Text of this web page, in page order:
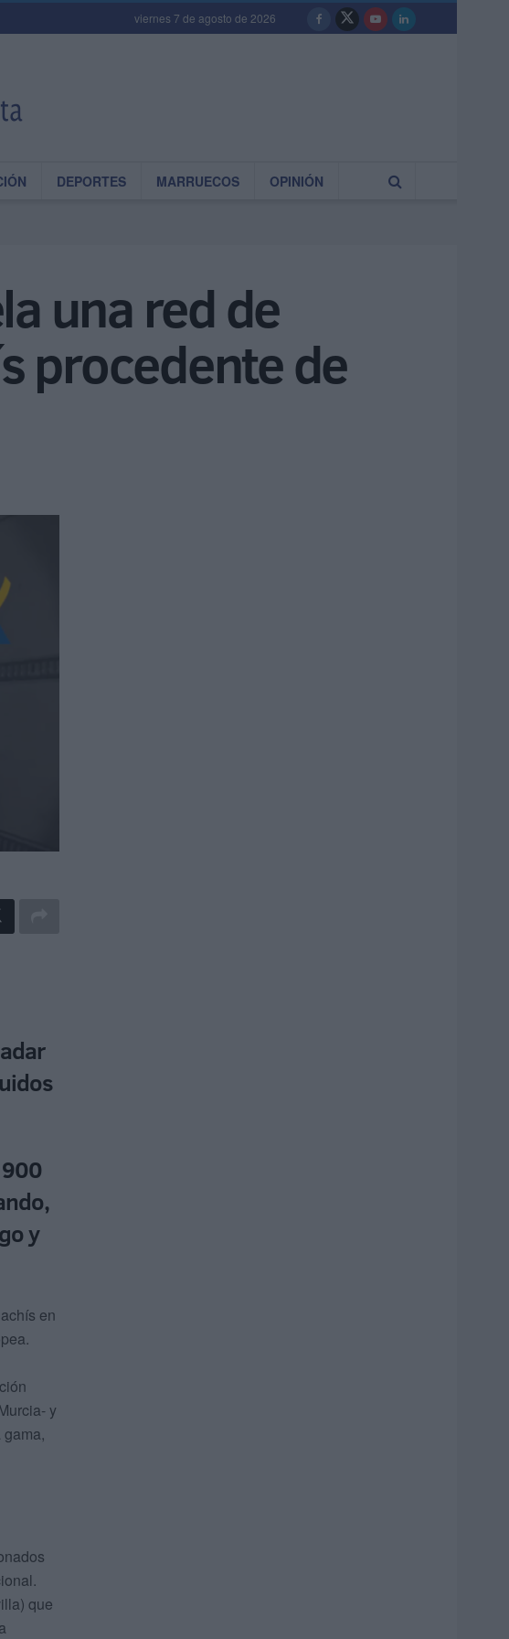
viernes 7 de agosto de 2026
DEPORTES MARRUECOS OPINIÓN
una red de
procedente de
y
en
y
que